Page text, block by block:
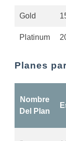
Gold
Platinum
Planes
Nombre
Del Plan